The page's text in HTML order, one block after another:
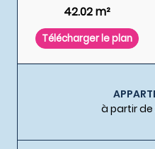
42.02 m²
Télécharger le plan
à partir de